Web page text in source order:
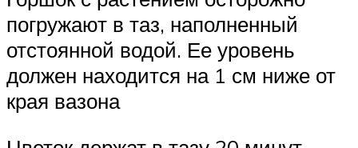
погружают в таз, наполненный
отстоянной водой. Ее уровень
должен находится на 1 см ниже от
края вазона